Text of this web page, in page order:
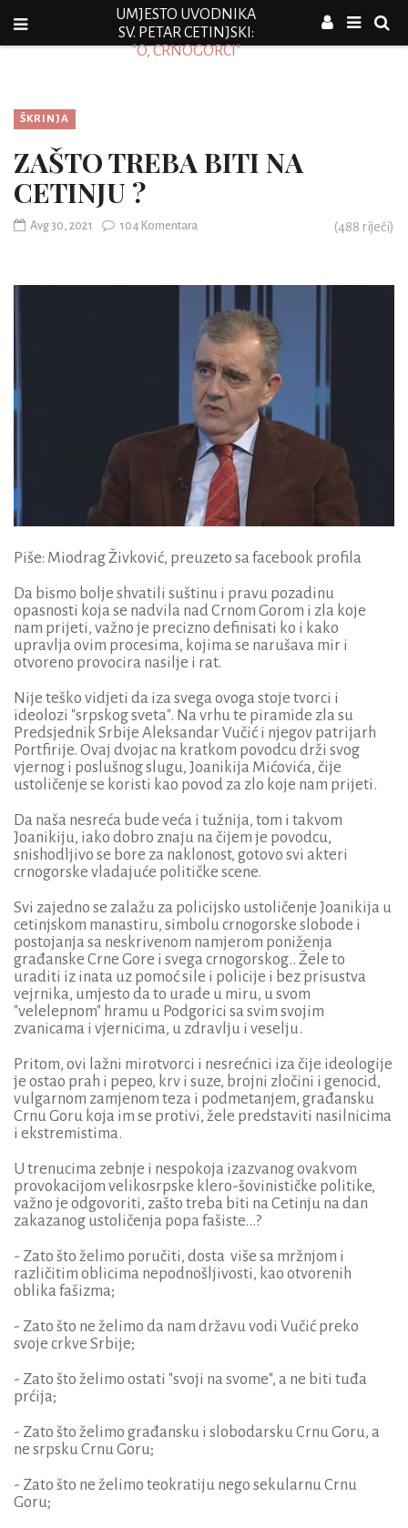
UMJESTO UVODNIKA
SV. PETAR CETINJSKI:
"O, CRNOGORCI"
ŠKRINJA
ZAŠTO TREBA BITI NA
CETINJU ?
Avg 30, 2021 104 Komentara (488 riječi)
Piše: Miodrag Živković, preuzeto sa facebook profila
Da bismo bolje shvatili suštinu i pravu pozadinu
opasnosti koja se nadvila nad Crnom Gorom i zla koje
nam prijeti, važno je precizno definisati ko i kako
upravlja ovim procesima, kojima se narušava mir i
otvoreno provocira nasilje i rat.
Nije teško vidjeti da iza svega ovoga stoje tvorci i
ideolozi "srpskog sveta". Na vrhu te piramide zla su
Predsjednik Srbije Aleksandar Vučić i njegov patrijarh
Portfirije. Ovaj dvojac na kratkom povodcu drži svog
vjernog i poslušnog slugu, Joanikija Mićovića, čije
ustoličenje se koristi kao povod za zlo koje nam prijeti.
Da naša nesreća bude veća i tužnija, tom i takvom
Joanikiju, iako dobro znaju na čijem je povodcu,
snishodljivo se bore za naklonost, gotovo svi akteri
crnogorske vladajuće političke scene.
Svi zajedno se zalažu za policijsko ustoličenje Joanikija u
cetinjskom manastiru, simbolu crnogorske slobode i
postojanja sa neskrivenom namjerom poniženja
građanske Crne Gore i svega crnogorskog.. Žele to
uraditi iz inata uz pomoć sile i policije i bez prisustva
vejrnika, umjesto da to urade u miru, u svom
"velelepnom" hramu u Podgorici sa svim svojim
zvanicama i vjernicima, u zdravlju i veselju.
Pritom, ovi lažni mirotvorci i nesrećnici iza čije ideologije
je ostao prah i pepeo, krv i suze, brojni zločini i genocid,
vulgarnom zamjenom teza i podmetanjem, građansku
Crnu Goru koja im se protivi, žele predstaviti nasilnicima
i ekstremistima.
U trenucima zebnje i nespokoja izazvanog ovakvom
provokacijom velikosrpske klero-šovinističke politike,
važno je odgovoriti, zašto treba biti na Cetinju na dan
zakazanog ustoličenja popa fašiste...?
- Zato što želimo poručiti, dosta više sa mržnjom i
različitim oblicima nepodnošljivosti, kao otvorenih
oblika fašizma;
- Zato što ne želimo da nam državu vodi Vučić preko
svoje crkve Srbije;
- Zato što želimo ostati "svoji na svome", a ne biti tuđa
prćija;
- Zato što želimo građansku i slobodarsku Crnu Goru, a
ne srpsku Crnu Goru;
- Zato što ne želimo teokratiju nego sekularnu Crnu
Goru;